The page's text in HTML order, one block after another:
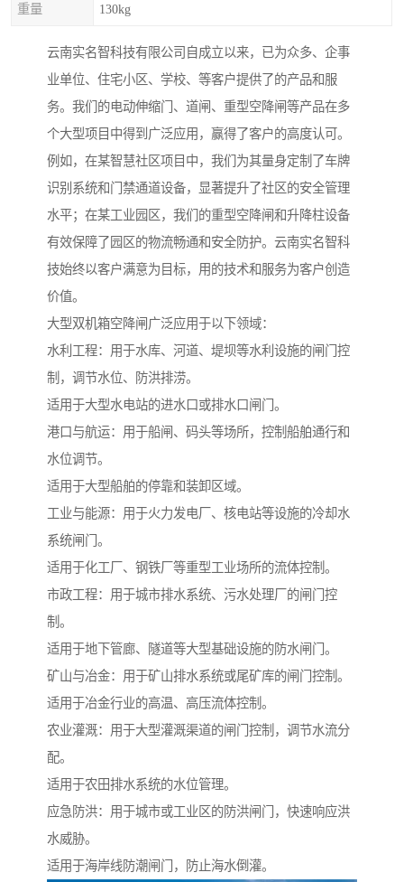
重量 130kg
云南实名智科技有限公司自成立以来，已为众多、企事
业单位、住宅小区、学校、等客户提供了的产品和服
务。我们的电动伸缩门、道闸、重型空降闸等产品在多
个大型项目中得到广泛应用，赢得了客户的高度认可。
例如，在某智慧社区项目中，我们为其量身定制了车牌
识别系统和门禁通道设备，显著提升了社区的安全管理
水平；在某工业园区，我们的重型空降闸和升降柱设备
有效保障了园区的物流畅通和安全防护。云南实名智科
技始终以客户满意为目标，用的技术和服务为客户创造
价值。
大型双机箱空降闸广泛应用于以下领域：
水利工程：用于水库、河道、堤坝等水利设施的闸门控
制，调节水位、防洪排涝。
适用于大型水电站的进水口或排水口闸门。
港口与航运：用于船闸、码头等场所，控制船舶通行和
水位调节。
适用于大型船舶的停靠和装卸区域。
工业与能源：用于火力发电厂、核电站等设施的冷却水
系统闸门。
适用于化工厂、钢铁厂等重型工业场所的流体控制。
市政工程：用于城市排水系统、污水处理厂的闸门控
制。
适用于地下管廊、隧道等大型基础设施的防水闸门。
矿山与冶金：用于矿山排水系统或尾矿库的闸门控制。
适用于冶金行业的高温、高压流体控制。
农业灌溉：用于大型灌溉渠道的闸门控制，调节水流分
配。
适用于农田排水系统的水位管理。
应急防洪：用于城市或工业区的防洪闸门，快速响应洪
水威胁。
适用于海岸线防潮闸门，防止海水倒灌。